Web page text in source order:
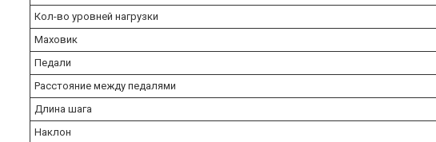
Кол-во уровней нагрузки
Маховик
Педали
Расстояние между педалями
Длина шага
Наклон